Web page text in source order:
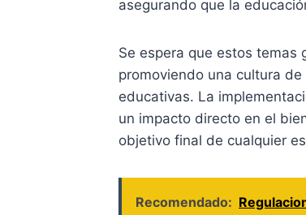
asegurando que la
Se espera que estos temas
promoviendo una cultura
educativas. La
un impacto directo en el
objetivo final de cualquier
Recomendado: